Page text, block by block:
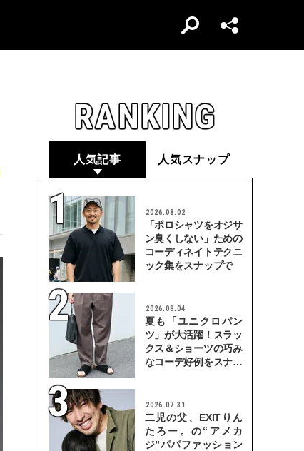
RANKING
人気記事 人気スナップ
2026.08.02
「ポロシャツをオジサ
ン臭くしない」ための
コーディネイトテクニ
ック集をスナップで
2026.08.04
夏も「ユニクロパン
ツ」が大活躍！スラッ
クス＆ショーツの巧み
なコーデ好例をスナッ
2026.07.31
二児の父、EXITりん
たろー。の“アメカ
ジ”パパファッション